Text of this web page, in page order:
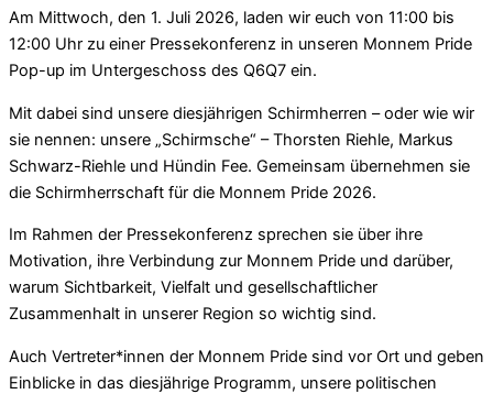
Am Mittwoch, den 1. Juli 2026, laden wir euch von 11:00 bis
12:00 Uhr zu einer Pressekonferenz in unseren Monnem Pride
Pop-up im Untergeschoss des Q6Q7 ein.
Mit dabei sind unsere diesjährigen Schirmherren – oder wie wir
sie nennen: unsere „Schirmsche“ – Thorsten Riehle, Markus
Schwarz-Riehle und Hündin Fee. Gemeinsam übernehmen sie
die Schirmherrschaft für die Monnem Pride 2026.
Im Rahmen der Pressekonferenz sprechen sie über ihre
Motivation, ihre Verbindung zur Monnem Pride und darüber,
warum Sichtbarkeit, Vielfalt und gesellschaftlicher
Zusammenhalt in unserer Region so wichtig sind.
Auch Vertreter*innen der Monnem Pride sind vor Ort und geben
Einblicke in das diesjährige Programm, unsere politischen